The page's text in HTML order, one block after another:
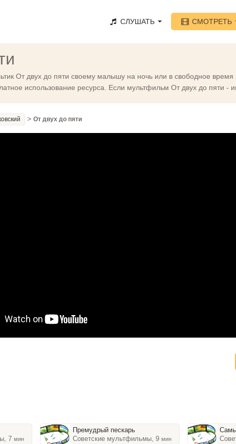
СЛУШАТЬ СМОТРЕТЬ
От двух до пяти своему малышу на ночь или в свободное
использование ресурса. Если мультфильм От двух до пяти
> От двух до пяти
7мин
Премудрый пескарь
Советские мультфильмы, 9 мин